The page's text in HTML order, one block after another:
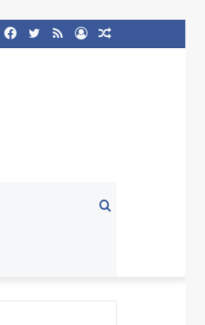
Log
RSS
Twitter
Facebook